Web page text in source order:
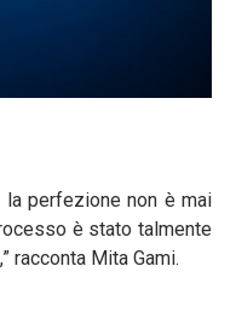
la perfezione non è mai
è stato talmente
racconta Mita Gami.